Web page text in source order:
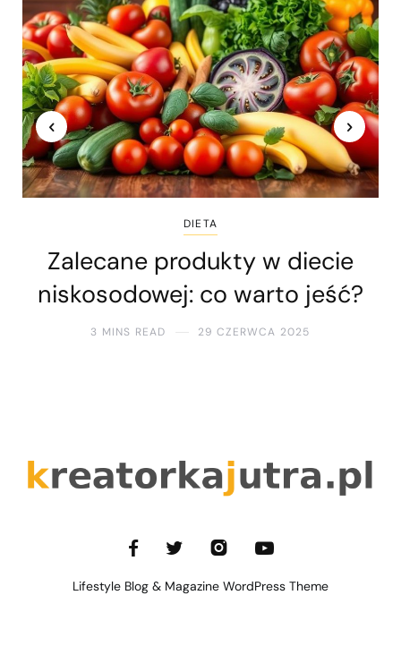
DIETA
Zalecane produkty w diecie
niskosodowej: co warto jeść?
3 MINS READ 29 CZERWCA 2025
Lifestyle Blog & Magazine WordPress Theme